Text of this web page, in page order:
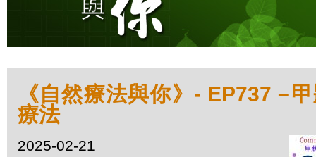
《自然療法與你》- EP737 –
療法
2025-02-21